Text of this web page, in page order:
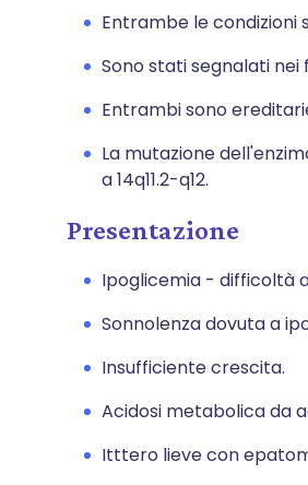
Entrambe le
Sono stati segnalati nei
Entrambi sono
La mutazione
a 14q11.2-q12.
Presentazione
Ipoglicemia - difficoltà
Sonnolenza dovuta a
Insufficiente crescita.
Acidosi metabolica da
Itttero lieve con